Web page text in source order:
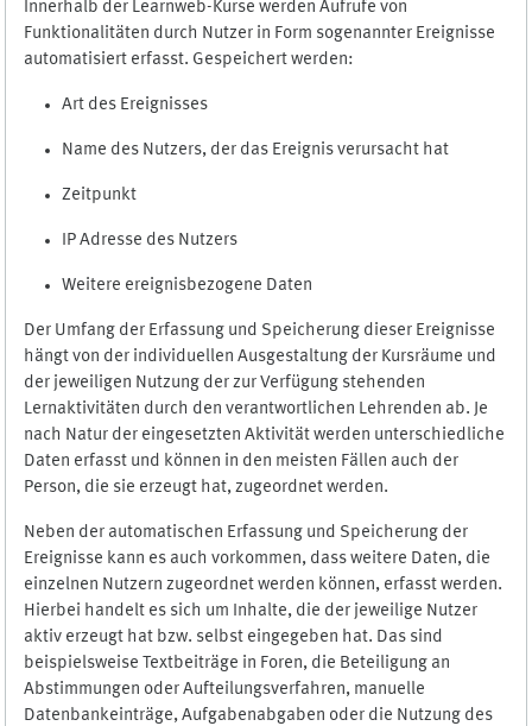
Innerhalb der Learnweb-Kurse werden Aufrufe von
Funktionalitäten durch Nutzer in Form sogenannter Ereignisse
automatisiert erfasst. Gespeichert werden:
Art des Ereignisses
Name des Nutzers, der das Ereignis verursacht hat
Zeitpunkt
IP Adresse des Nutzers
Weitere ereignisbezogene Daten
Der Umfang der Erfassung und Speicherung dieser Ereignisse
hängt von der individuellen Ausgestaltung der Kursräume und
der jeweiligen Nutzung der zur Verfügung stehenden
Lernaktivitäten durch den verantwortlichen Lehrenden ab. Je
nach Natur der eingesetzten Aktivität werden unterschiedliche
Daten erfasst und können in den meisten Fällen auch der
Person, die sie erzeugt hat, zugeordnet werden.
Neben der automatischen Erfassung und Speicherung der
Ereignisse kann es auch vorkommen, dass weitere Daten, die
einzelnen Nutzern zugeordnet werden können, erfasst werden.
Hierbei handelt es sich um Inhalte, die der jeweilige Nutzer
aktiv erzeugt hat bzw. selbst eingegeben hat. Das sind
beispielsweise Textbeiträge in Foren, die Beteiligung an
Abstimmungen oder Aufteilungsverfahren, manuelle
Datenbankeinträge, Aufgabenabgaben oder die Nutzung des